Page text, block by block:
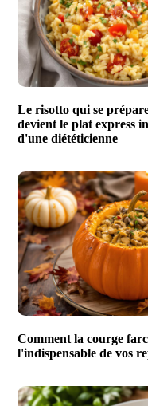
Le risotto qui se
devient le plat express
d'une diététicienne
Comment la courge
l'indispensable de vos